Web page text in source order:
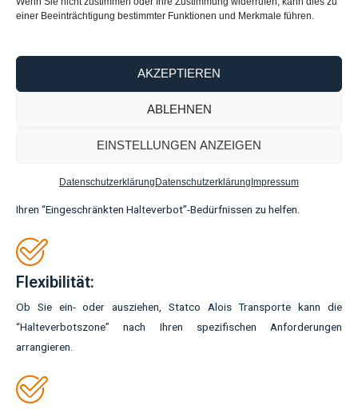
einer Beeinträchtigung bestimmter Funktionen und Merkmale führen.
AKZEPTIEREN
ABLEHNEN
EINSTELLUNGEN ANZEIGEN
DatenschutzerklärungDatenschutzerklärungImpressum
Erfahrung:
problemlosen Prozess gewährleistet.
Kundenservice:
Kundenservice, mit einem engagierten Team, das bereit ist, Ihnen bei
Ihren “Eingeschränkten Halteverbot”-Bedürfnissen zu helfen.
Flexibilität:
Ob Sie ein- oder ausziehen, Statco Alois Transporte kann die
“Halteverbotszone” nach Ihren spezifischen Anforderungen
arrangieren.